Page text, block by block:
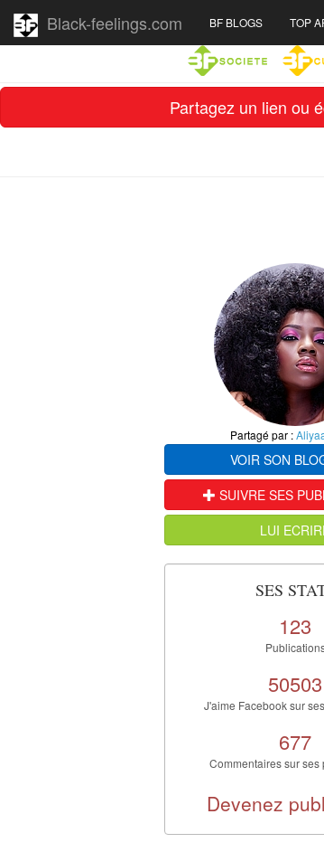
Partagez un lien ou
Black-feelings.com BF BLOGS TOP
Partagé par :
VOIR SON
SUIVRE SES
LUI
SES
123
50503
J'aime Facebook sur
677
Commentaires sur ses
Devenez